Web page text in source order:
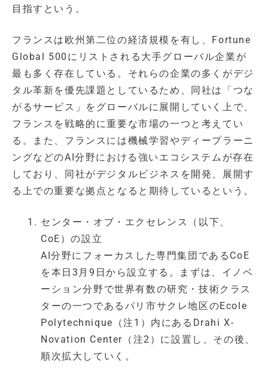
目指すという。
フランスは欧州第二位の経済規模を有し、Fortune
Global 500にリストされる大手グローバル企業が
最も多く存在している。それらの企業の多くがデジ
タル革新を優先課題としているため、同社は「つな
がるサービス」をグローバルに展開していく上で、
フランスを戦略的に重要な市場の一つと考えてい
る。また、フランスには機械学習やディープラーニ
ングなどのAI分野における強いエコシステムが存在
しており、同社がデジタルビジネスを開発、展開す
る上での重要な拠点となると期待しているという。
センター・オブ・エクセレンス（以下、
CoE）の設立
AI分野にフォーカスした専門集団であるCoE
を本日3月9日から設立する。まずは、イノベ
ーション分野で世界有数の研究・技術クラス
ターの一つであるパリ市サクレ地区のEcole
Polytechnique（注1）内にあるDrahi X-
Novation Center（注2）に設置し、その後、
順次拡大していく。